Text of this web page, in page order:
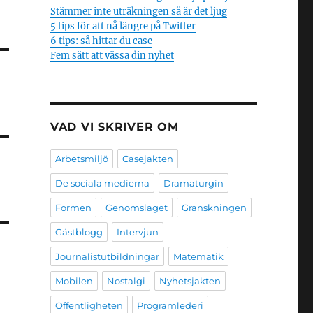
Stämmer inte uträkningen så är det ljug
5 tips för att nå längre på Twitter
6 tips: så hittar du case
Fem sätt att vässa din nyhet
VAD VI SKRIVER OM
Arbetsmiljö Casejakten
De sociala medierna Dramaturgin
Formen Genomslaget Granskningen
Gästblogg Intervjun
Journalistutbildningar Matematik
Mobilen Nostalgi Nyhetsjakten
Offentligheten Programlederi